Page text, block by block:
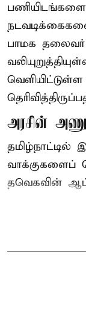
பணியிடங்களை
பாமக
அரசின்
வாக்குகளைப்
தவெகவின்